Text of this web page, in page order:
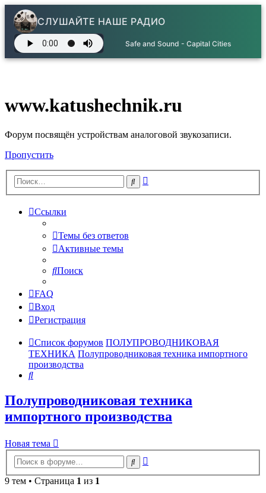
СЛУШАЙТЕ НАШЕ РАДИО
Safe and Sound - Capital Cities
www.katushechnik.ru
Форум посвящён устройствам аналоговой звукозаписи.
Пропустить
Поиск
Ссылки
Темы без ответов
Активные темы
Поиск
FAQ
Вход
Регистрация
Список форумов ПОЛУПРОВОДНИКОВАЯ
ТЕХНИКА Полупроводниковая техника импортного
производства
Поиск
Полупроводниковая техника
импортного производства
Новая тема
Поиск
9 тем • Страница 1 из 1